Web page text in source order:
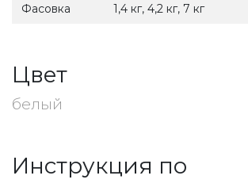
Фасовка 1,4 кг, 4,2 кг, 7 кг
Цвет
белый
Инструкция по